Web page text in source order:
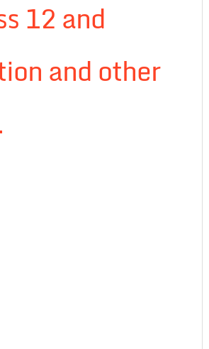
12 and
and other